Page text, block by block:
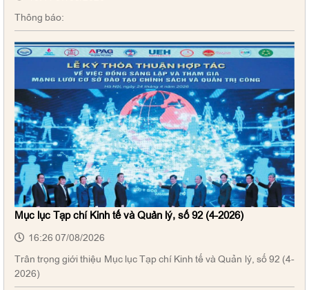
Thông báo:
Mục lục Tạp chí Kinh tế và Quản lý, số 92 (4-2026)
16:26 07/08/2026
Trân trọng giới thiệu Mục lục Tạp chí Kinh tế và Quản lý, số 92 (4-
2026)